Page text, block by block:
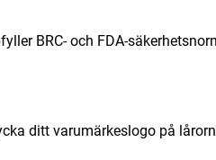
BRC- och FDA-
ditt varumärkeslogo på